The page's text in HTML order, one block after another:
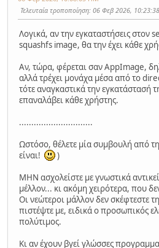
Τελευταία τροποποίηση: 06 Φεβ 2026,
Λογικά, αν την εγκαταστήσεις στον
squashfs image, θα την έχει κάθε
Αν, τώρα, φέρεται σαν AppImage,
αλλά τρέχει μονάχα μέσα από το
τότε αναγκαστικά την εγκατάστασή
επαναλάβει κάθε χρήστης.
..............................
Ωστόσο, θέλετε μία συμβουλή από
είναι!
)
ΜΗΝ ασχολείστε με γνωστικά
μέλλον... κι ακόμη χειρότερα, που
Οι νεώτεροι μάλλον δεν σκέφτεστε
πιστέψτε με, ειδικά ο προσωπικός
πολύτιμος.
Κι αν έχουν βγεί γλώσσες